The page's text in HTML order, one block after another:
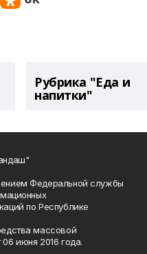
Рубрика "Еда и
напитки"
Федеральной службы
по Республике
массовой
июня 2016 года.